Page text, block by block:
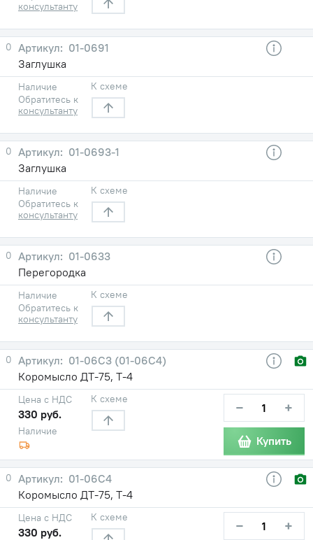
консультанту
0
01-0691
Заглушка
Наличие
Обратитесь к
консультанту
К схеме
0
01-0693-1
Заглушка
Наличие
Обратитесь к
консультанту
К схеме
0
01-0633
Перегородка
Наличие
Обратитесь к
консультанту
К схеме
0
01-06С3 (01-06С4)
Коромысло ДТ-75, Т-4
Наличие
Цена с НДС
330 руб.
К схеме − +
Купить
0
01-06С4
Коромысло ДТ-75, Т-4
Цена с НДС
330 руб.
К схеме − +